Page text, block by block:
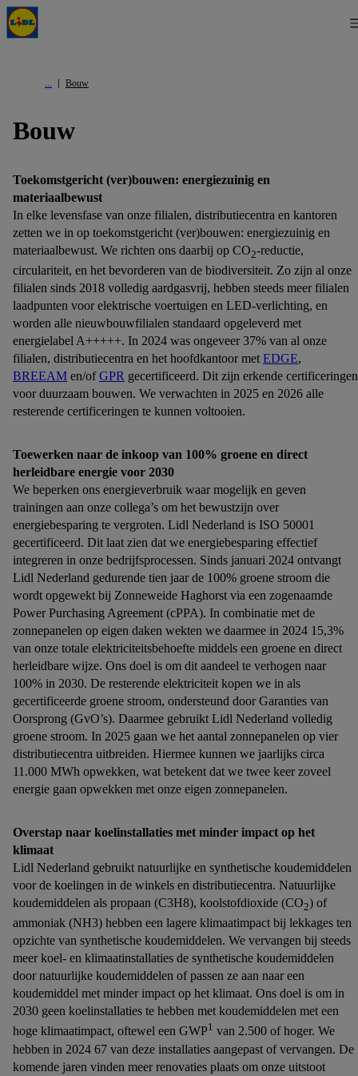
Bouw
Bouw
Toekomstgericht (ver)bouwen: energiezuinig en
materiaalbewust
In elke levensfase van onze filialen, distributiecentra en kantoren
zetten we in op toekomstgericht (ver)bouwen: energiezuinig en
materiaalbewust. We richten ons daarbij op CO2-reductie,
circulariteit, en het bevorderen van de biodiversiteit. Zo zijn al onze
filialen sinds 2018 volledig aardgasvrij, hebben steeds meer filialen
laadpunten voor elektrische voertuigen en LED-verlichting, en
worden alle nieuwbouwfilialen standaard opgeleverd met
energielabel A+++++. In 2024 was ongeveer 37% van al onze
filialen, distributiecentra en het hoofdkantoor met EDGE,
BREEAM en/ofGPR gecertificeerd. Dit zijn erkende certificeringen
voor duurzaam bouwen. We verwachten in 2025 en 2026 alle
resterende certificeringen te kunnen voltooien.
Toewerken naar de inkoop van 100% groene en direct
herleidbare energie voor 2030
We beperken ons energieverbruik waar mogelijk en geven
trainingen aan onze collega’s om het bewustzijn over
energiebesparing te vergroten. Lidl Nederland is ISO 50001
gecertificeerd. Dit laat zien dat we energiebesparing effectief
integreren in onze bedrijfsprocessen. Sinds januari 2024 ontvangt
Lidl Nederland gedurende tien jaar de 100% groene stroom die
wordt opgewekt bij Zonneweide Haghorst via een zogenaamde
Power Purchasing Agreement (cPPA). In combinatie met de
zonnepanelen op eigen daken wekten we daarmee in 2024 15,3%
van onze totale elektriciteitsbehoefte middels een groene en direct
herleidbare wijze. Ons doel is om dit aandeel te verhogen naar
100% in 2030. De resterende elektriciteit kopen we in als
gecertificeerde groene stroom, ondersteund door Garanties van
Oorsprong (GvO’s). Daarmee gebruikt Lidl Nederland volledig
groene stroom. In 2025 gaan we het aantal zonnepanelen op vier
distributiecentra uitbreiden. Hiermee kunnen we jaarlijks circa
11.000 MWh opwekken, wat betekent dat we twee keer zoveel
energie gaan opwekken met onze eigen zonnepanelen.
Overstap naar koelinstallaties met minder impact op het
klimaat
Lidl Nederland gebruikt natuurlijke en synthetische koudemiddelen
voor de koelingen in de winkels en distributiecentra. Natuurlijke
koudemiddelen als propaan (C3H8), koolstofdioxide (CO2) of
ammoniak (NH3) hebben een lagere klimaatimpact bij lekkages ten
opzichte van synthetische koudemiddelen. We vervangen bij steeds
meer koel- en klimaatinstallaties de synthetische koudemiddelen
door natuurlijke koudemiddelen of passen ze aan naar een
koudemiddel met minder impact op het klimaat. Ons doel is om in
2030 geen koelinstallaties te hebben met koudemiddelen met een
hoge klimaatimpact, oftewel een GWP1 van 2.500 of hoger. We
hebben in 2024 67 van deze installaties aangepast of vervangen. De
komende jaren vinden meer renovaties plaats om onze uitstoot